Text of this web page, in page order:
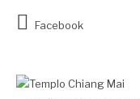
Facebook